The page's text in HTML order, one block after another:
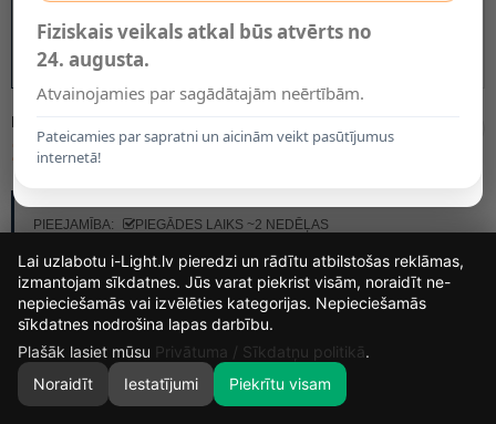
0
MODELIS:
174.95€
PIEEJAMĪBA:
PIEGĀDES LAIKS ~2 NEDĒĻAS
Fiziskais veikals atkal būs atvērts no
24. augusta.
Atvainojamies par sagādātajām neērtībām.
Pateicamies par sapratni un aicinām veikt pasūtījumus
internetā!
15
DIENAS
14
STUNDAS
57
MIN.
36
Lai uzlabotu i-Light.lv pieredzi un rādītu atbilstošas reklāmas,
izmantojam sīkdatnes. Jūs varat piekrist visām, noraidīt ne-
nepieciešamās vai izvēlēties kategorijas. Nepieciešamās
sīkdatnes nodrošina lapas darbību.
Plašāk lasiet mūsu Privātuma / Sīkdatņu politikā.
Noraidīt
Iestatījumi Piekrītu visam